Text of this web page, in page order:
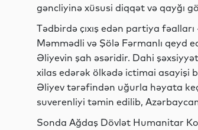
gəncliyinə xüsusi diqqət və qayğı
Tədbirdə çıxış edən partiya
Məmmədli və Şölə Fərmanlı qeyd
Əliyevin şah əsəridir. Dahi
xilas edərək ölkədə ictimai asayişi
Əliyev tərəfindən uğurla həyata
suverenliyi təmin edilib,
Sonda Ağdaş Dövlət Humanitar